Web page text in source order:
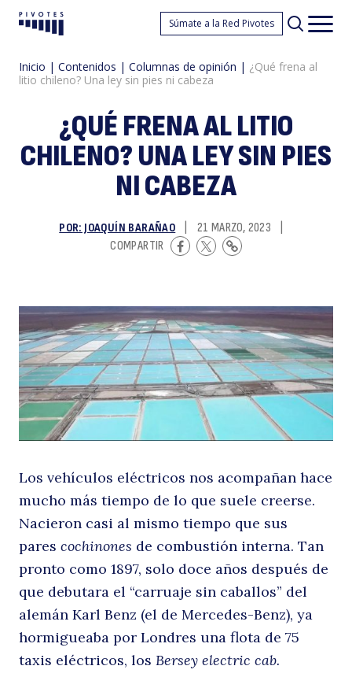
al
Pivotes Súmate a la Red Pivotes
Inicio | Contenidos | Columnas de opinión | ¿Qué frena al
litio chileno? Una ley sin pies ni cabeza
¿QUÉ FRENA AL LITIO
CHILENO? UNA LEY SIN PIES
NI CABEZA
POR: JOAQUÍN BARAÑAO 21 MARZO, 2023
COMPARTIR
Los vehículos eléctricos nos acompañan hace
mucho más tiempo de lo que suele creerse.
Nacieron casi al mismo tiempo que sus
pares cochinones de combustión interna. Tan
pronto como 1897, solo doce años después de
que debutara el “carruaje sin caballos” del
alemán Karl Benz (el de Mercedes-Benz), ya
hormigueaba por Londres una flota de 75
taxis eléctricos, los Bersey electric cab.